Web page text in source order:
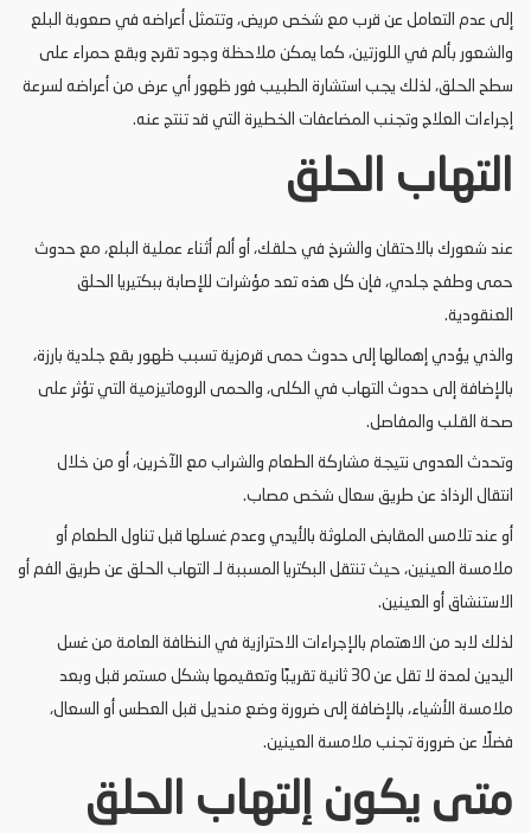
إلى عدم التعامل عن قرب مع شخص مريض، وتتمثل أعراضه في صعوبة البلع
والشعور بألم في اللوزتين، كما يمكن ملاحظة وجود تقرح وبقع حمراء على
سطح الحلق، لذلك يجب استشارة الطبيب فور ظهور أي عرض من أعراضه لسرعة
إجراءات العلاج وتجنب المضاعفات الخطيرة التي قد تنتج عنه.
التهاب الحلق
عند شعورك بالاحتقان والشرخ في حلقك، أو ألم أثناء عملية البلع، مع حدوث
حمى وطفح جلدي، فإن كل هذه تعد مؤشرات للإصابة ببكتيريا الحلق
العنقودية.
والذي يؤدي إهمالها إلى حدوث حمى قرمزية تسبب ظهور بقع جلدية بارزة،
بالإضافة إلى حدوث التهاب في الكلى، والحمى الروماتيزمية التي تؤثر على
صحة القلب والمفاصل.
وتحدث العدوى نتيجة مشاركة الطعام والشراب مع الآخرين، أو من خلال
انتقال الرذاذ عن طريق سعال شخص مصاب.
أو عند تلامس المقابض الملوثة بالأيدي وعدم غسلها قبل تناول الطعام أو
ملامسة العينين، حيث تنتقل البكتريا المسببة لـ التهاب الحلق عن طريق الفم أو
الاستنشاق أو العينين.
لذلك لابد من الاهتمام بالإجراءات الاحترازية في النظافة العامة من غسل
اليدين لمدة لا تقل عن 30 ثانية تقريبًا وتعقيمها بشكل مستمر قبل وبعد
ملامسة الأشياء، بالإضافة إلى ضرورة وضع منديل قبل العطس أو السعال،
فضلًا عن ضرورة تجنب ملامسة العينين.
متى يكون إلتهاب الحلق